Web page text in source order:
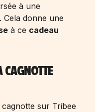
à une
donne une
à ce cadeau
sur Tribee